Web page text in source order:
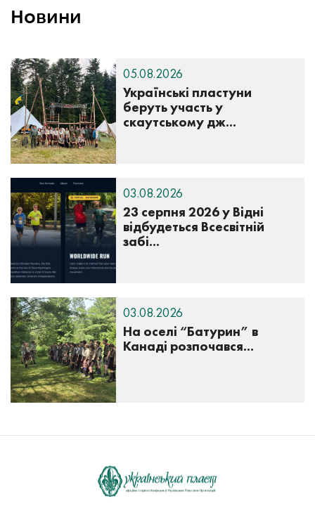
Новини
Українські пластуни
беруть участь у
скаутському дж...
05.08.2026
23 серпня 2026 у Відні
відбудеться Всесвітній
забі...
03.08.2026
На оселі “Батурин” в
Канаді розпочався...
03.08.2026